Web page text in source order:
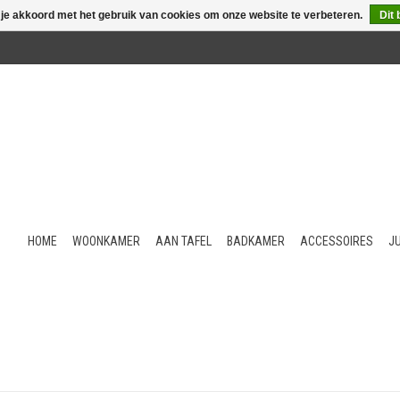
HOME WOONKAMER AAN TAFEL BADKAMER ACCESSOIRES
akkoord met het gebruik van cookies om onze website te verbeteren. Dit